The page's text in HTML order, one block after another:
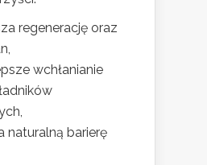
regenerację oraz
wchłanianie
naturalną barierę